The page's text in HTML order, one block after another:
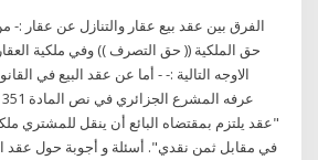
الفرق بين عقد بيع عقار والتنازل عن عقار :-
حق الملكية (( حق التصرف )) وفي ملكية
الاوجه التالية :- - أما عن عقد البيع في
"عقد يلتزم بمقتضاه البائع أن ينقل للمشتري
في مقابل ثمن نقدي". أسئلة و أجوبة حول عقد